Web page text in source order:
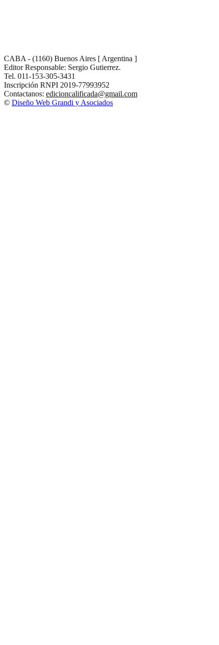
CABA - (1160) Buenos Aires [ Argentina ]
Editor Responsable: Sergio Gutierrez.
Tel. 011-153-305-3431
Inscripción RNPI 2019-77993952
Contactanos: edicioncalificada@gmail.com
© Diseño Web Grandi y Asociados